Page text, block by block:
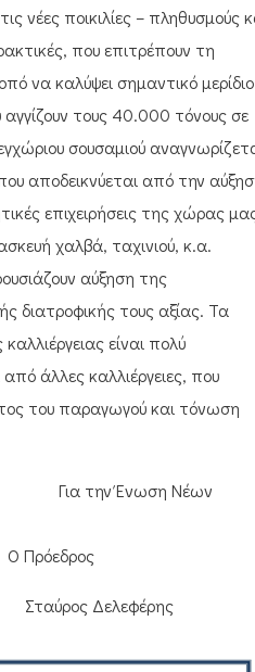
νέες ποικιλίες – πληθυσμούς
που επιτρέπουν τη
να καλύψει σημαντικό μερίδιο
τους 40.000 τόνους σε
σουσαμιού
αποδεικνύεται από την
επιχειρήσεις της χώρας
χαλβά, ταχινιού, κ.α.
αύξηση της
διατροφικής τους αξίας. Τα
είναι πολύ
άλλες καλλιέργειες, που
του παραγωγού και τόνωση
Για την Ένωση Νέων
Δελεφέρης